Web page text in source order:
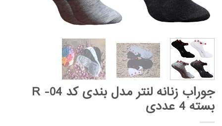
جوراب زنانه لنتر مدل بندی کد R -04
بسته 4 عددی